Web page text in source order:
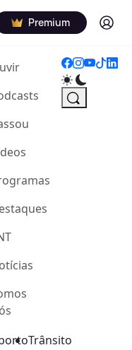
Premium Log in
(current)
Trânsito